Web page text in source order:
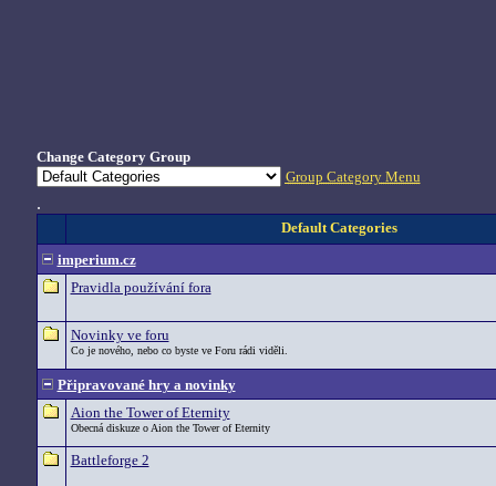
Change Category Group
Group Category Menu
.
Default Categories
imperium.cz
Pravidla používání fora
Novinky ve foru
Co je nového, nebo co byste ve Foru rádi viděli.
Připravované hry a novinky
Aion the Tower of Eternity
Obecná diskuze o Aion the Tower of Eternity
Battleforge 2